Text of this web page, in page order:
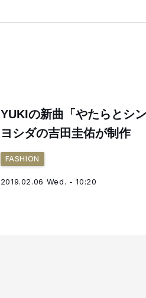
YUKIの新曲「やたらとシ
ヨシダの吉田圭佑が制作
FASHION
2019.02.06 Wed. - 10:20